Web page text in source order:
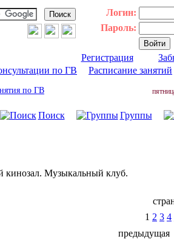
Логин:
Пароль:
Регистрация
по ГВ Расписание занятий
по ГВ
Поиск Группы
кинозал. Музыкальный клуб.
1 2 3 4
предыдущая